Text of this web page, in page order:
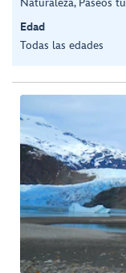
Edad
Todas las edades